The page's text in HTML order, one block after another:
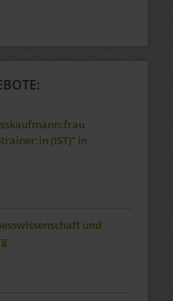
(IST)“ in
und